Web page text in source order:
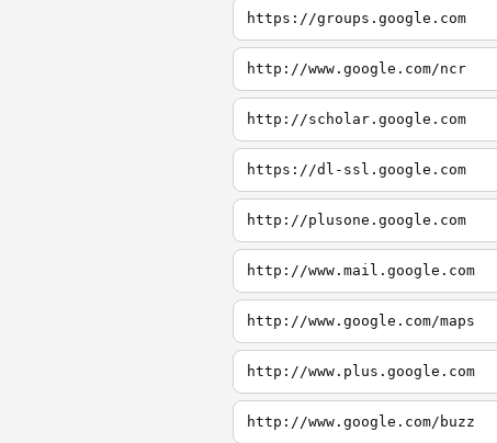
https://groups.google.com
http://www.google.com/ncr
http://scholar.google.com
https://dl-ssl.google.com
http://plusone.google.com
http://www.mail.google.com
http://www.google.com/maps
http://www.plus.google.com
http://www.google.com/buzz